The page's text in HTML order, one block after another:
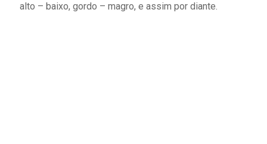
alto – baixo, gordo – magro, e assim por diante.